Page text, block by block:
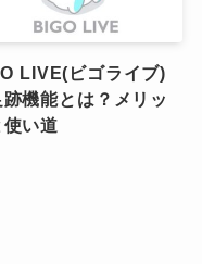
LIVE(ビゴライブ)
機能とは？メリッ
使い道